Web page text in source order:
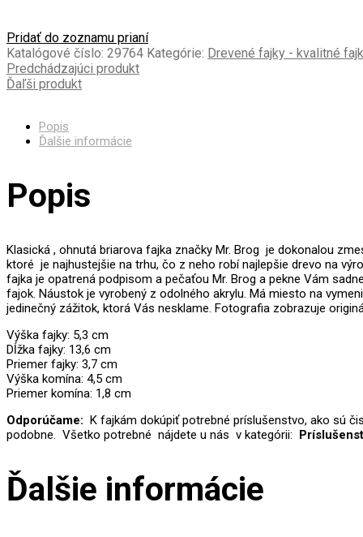
Pridať do zoznamu prianí
Katalógové číslo: 29764 Kategórie: Drevené fajky - kvalitné
Predchádzajúci produkt
Ďaľši produkt
Popis
Ďalšie informácie
Popis
Klasická , ohnutá briarova fajka značky Mr. Brog je dokonalou
ktoré je najhustejšie na trhu, čo z neho robí najlepšie drevo na
fajka je opatrená podpisom a pečaťou Mr. Brog a pekne Vám
fajok. Náustok je vyrobený z odolného akrylu. Má miesto na
jedinečný zážitok, ktorá Vás nesklame. Fotografia zobrazuje
Výška fajky: 5,3 cm
Dĺžka fajky: 13,6 cm
Priemer fajky: 3,7 cm
Výška komína: 4,5 cm
Priemer komína: 1,8 cm
Odporúčame: K fajkám dokúpiť potrebné príslušenstvo, ako sú
podobne. Všetko potrebné nájdete u nás v kategórii:
Ďalšie informácie